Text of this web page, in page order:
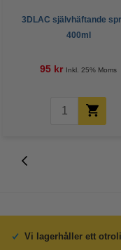
3DLAC självhäftande
400ml
95 kr Inkl. 25% Moms
Vi lagerhåller ett